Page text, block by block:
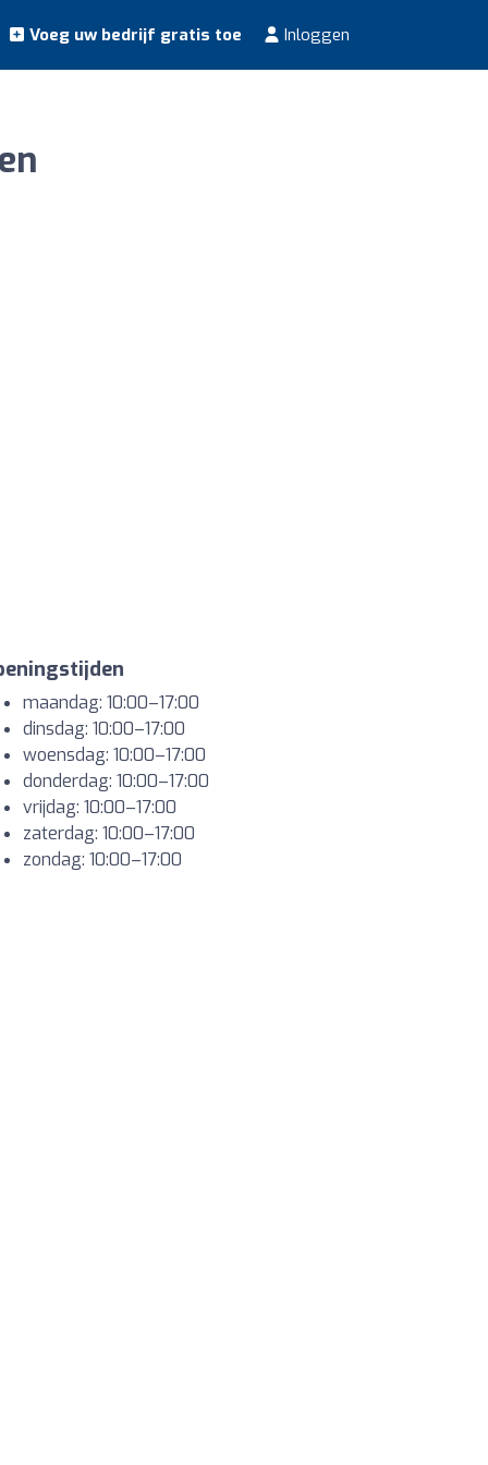
Voeg uw bedrijf gratis toe Inloggen
maandag: 10:00–17:00
dinsdag: 10:00–17:00
woensdag: 10:00–17:00
donderdag: 10:00–17:00
vrijdag: 10:00–17:00
zaterdag: 10:00–17:00
zondag: 10:00–17:00